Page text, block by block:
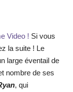
Video ! Si vous
la suite ! Le
large éventail de
nombre de ses
, qui